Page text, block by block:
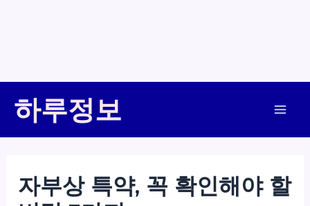
하루정보
자부상 특약, 꼭 확인해야 할